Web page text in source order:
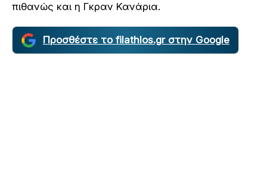
πιθανώς και η Γκραν Κανάρια.
Προσθέστε το filathlos.gr στην Google